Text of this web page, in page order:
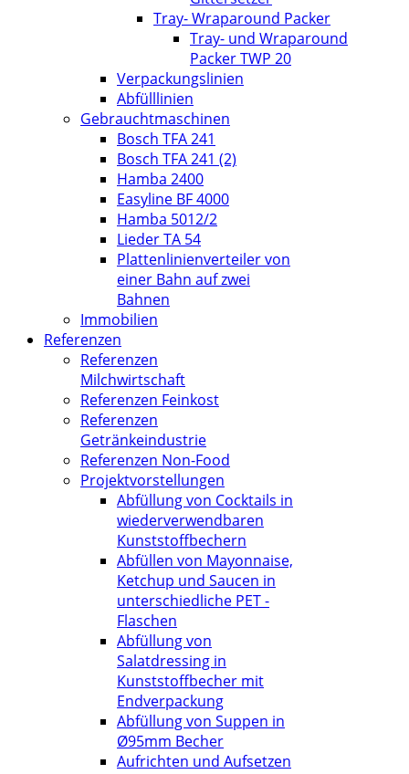
Tray- Wraparound Packer
Tray- und Wraparound
Packer TWP 20
Verpackungslinien
Abfülllinien
Gebrauchtmaschinen
Bosch TFA 241
Bosch TFA 241 (2)
Hamba 2400
Easyline BF 4000
Hamba 5012/2
Lieder TA 54
Plattenlinienverteiler von
einer Bahn auf zwei
Bahnen
Immobilien
Referenzen
Referenzen
Milchwirtschaft
Referenzen Feinkost
Referenzen
Getränkeindustrie
Referenzen Non-Food
Projektvorstellungen
Abfüllung von Cocktails in
wiederverwendbaren
Kunststoffbechern
Abfüllen von Mayonnaise,
Ketchup und Saucen in
unterschiedliche PET -
Flaschen
Abfüllung von
Salatdressing in
Kunststoffbecher mit
Endverpackung
Abfüllung von Suppen in
Ø95mm Becher
Aufrichten und Aufsetzen